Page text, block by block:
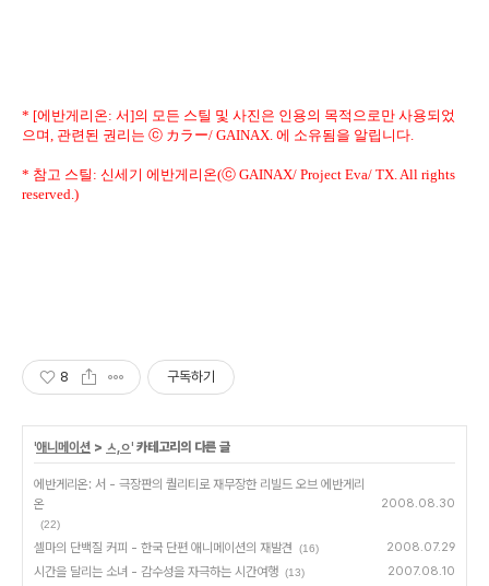
* [에반게리온: 서]의 모든 스틸 및 사진은 인용의 목적으로만 사용되었
으며, 관련된 권리는 ⓒ カラー/ GAINAX. 에 소유됨을 알립니다.
* 참고 스틸: 신세기 에반게리온(ⓒ GAINAX/ Project Eva/ TX. All rights
reserved.)
8 구독하기
'애니메이션 > ㅅ,ㅇ' 카테고리의 다른 글
에반게리온: 서 - 극장판의 퀄리티로 재무장한 리빌드 오브 에반게리
온
(22)
2008.08.30
셀마의 단백질 커피 - 한국 단편 애니메이션의 재발견 (16) 2008.07.29
시간을 달리는 소녀 - 감수성을 자극하는 시간여행 (13) 2007.08.10